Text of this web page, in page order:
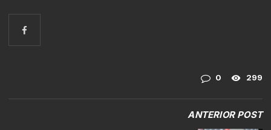
0 299
ANTERIOR POST